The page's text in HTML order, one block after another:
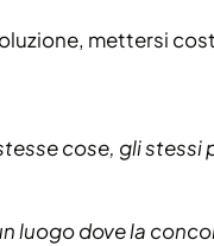
mettersi
cose, gli
luogo dove la